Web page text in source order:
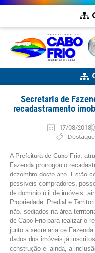
Secretaria de
recadastramento
17/08/2018
Destaque,
A Prefeitura de Cabo Frio,
Fazenda prorrogou o
dezembro deste ano. Estão
possíveis compradores,
de domínio útil de imóveis,
Propriedade Predial e
não, sediados na área
de Cabo Frio para realizar o
junto a secretaria de
dados dos imóveis já
construção e, ainda, a